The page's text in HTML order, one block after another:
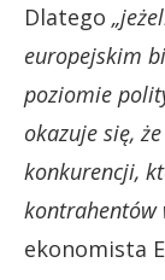
Dlatego
europejskim
poziomie
okazuje się,
konkurencji,
kontrahentów
ekonomista